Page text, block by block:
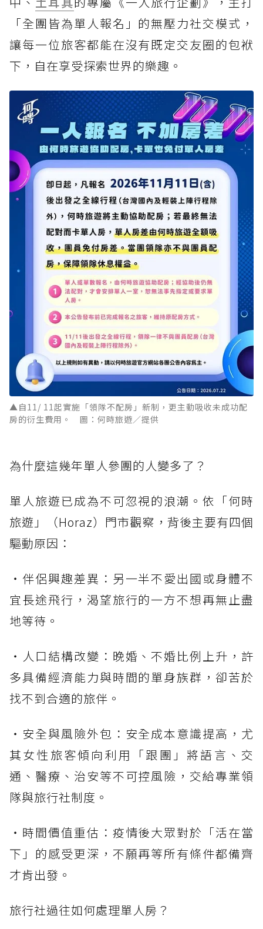
「全團皆為單人報名」的無壓力社交模式，
讓每一位旅客都能在沒有既定交友圈的包袱
下，自在享受探索世界的樂趣。
▲自11/ 11起實施「領隊不配房」新制，更主動吸收未成功配
房的衍生費用。 圖：何時旅遊／提供
為什麼這幾年單人參團的人變多了？
單人旅遊已成為不可忽視的浪潮。依「何時
旅遊」（Horaz）門市觀察，背後主要有四個
驅動原因：
・伴侶興趣差異：另一半不愛出國或身體不
宜長途飛行，渴望旅行的一方不想再無止盡
地等待。
・人口結構改變：晚婚、不婚比例上升，許
多具備經濟能力與時間的單身族群，卻苦於
找不到合適的旅伴。
・安全與風險外包：安全成本意識提高，尤
其女性旅客傾向利用「跟團」將語言、交
通、醫療、治安等不可控風險，交給專業領
隊與旅行社制度。
・時間價值重估：疫情後大眾對於「活在當
下」的感受更深，不願再等所有條件都備齊
才肯出發。
旅行社過往如何處理單人房？